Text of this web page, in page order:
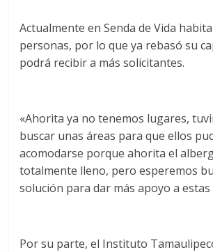
Actualmente en Senda de Vida
personas, por lo que ya rebasó su
podrá recibir a más solicitantes.
«Ahorita ya no tenemos lugares,
buscar unas áreas para que ellos
acomodarse porque ahorita el
totalmente lleno, pero esperemos
solución para dar más apoyo a estas
Por su parte, el Instituto